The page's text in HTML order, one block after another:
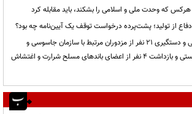
هرکس که وحدت ملی و اسلامی را بشکند، باید مقابله کرد
از تولید؛ پشت‌پرده درخواست توقف یک آیین‌نامه چه بود؟
وزارت اطلاعات: شناسایی و دستگیری ۲۱ نفر از مزدوران مرتبط با سازمان جاسوسی و
تروریستی رژیم صهیونیستی و بازداشت ۴ نفر از اعضای باندهای مسلح شرارت و اغتشاش